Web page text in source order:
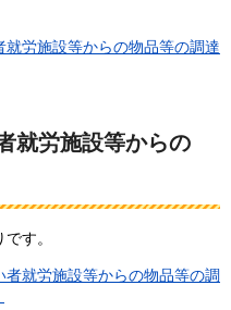
労施設等からの物品等の調達
就労施設等からの
す。
就労施設等からの物品等の調